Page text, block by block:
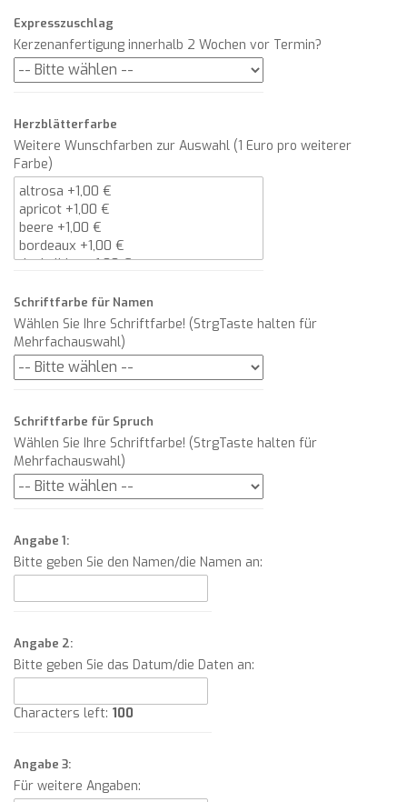
Expresszuschlag
Kerzenanfertigung innerhalb 2 Wochen vor Termin?
Herzblätterfarbe
Weitere Wunschfarben zur Auswahl (1 Euro pro weiterer
Farbe)
Schriftfarbe für Namen
Wählen Sie Ihre Schriftfarbe! (StrgTaste halten für
Mehrfachauswahl)
Schriftfarbe für Spruch
Wählen Sie Ihre Schriftfarbe! (StrgTaste halten für
Mehrfachauswahl)
Angabe 1:
Bitte geben Sie den Namen/die Namen an:
Angabe 2:
Bitte geben Sie das Datum/die Daten an:
Characters left: 100
Angabe 3:
Für weitere Angaben: